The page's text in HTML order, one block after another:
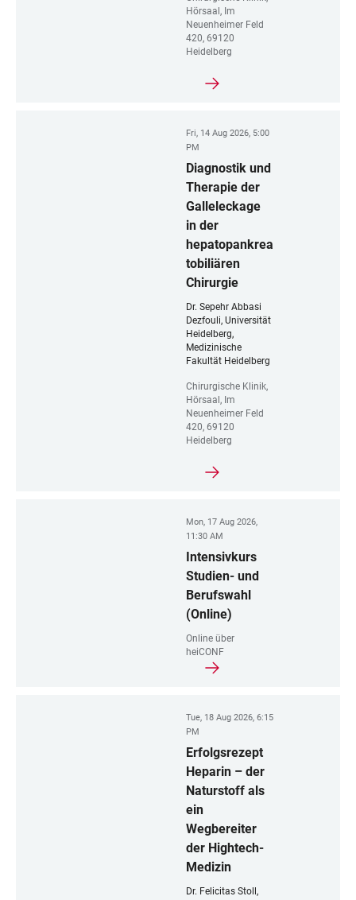
Hörsaal, Im
Neuenheimer Feld
420, 69120
Heidelberg
Fri, 14 Aug 2026, 5:00
PM
Diagnostik und
Therapie der
Galleleckage
in der
hepatopankrea
tobiliären
Chirurgie
Dr. Sepehr Abbasi
Dezfouli, Universität
Heidelberg,
Medizinische
Fakultät Heidelberg
Chirurgische Klinik,
Hörsaal, Im
Neuenheimer Feld
420, 69120
Heidelberg
Mon, 17 Aug 2026,
11:30 AM
Intensivkurs
Studien- und
Berufswahl
(Online)
Online über
heiCONF
Tue, 18 Aug 2026, 6:15
PM
Erfolgsrezept
Heparin – der
Naturstoff als
ein
Wegbereiter
der Hightech-
Medizin
Dr. Felicitas Stoll,